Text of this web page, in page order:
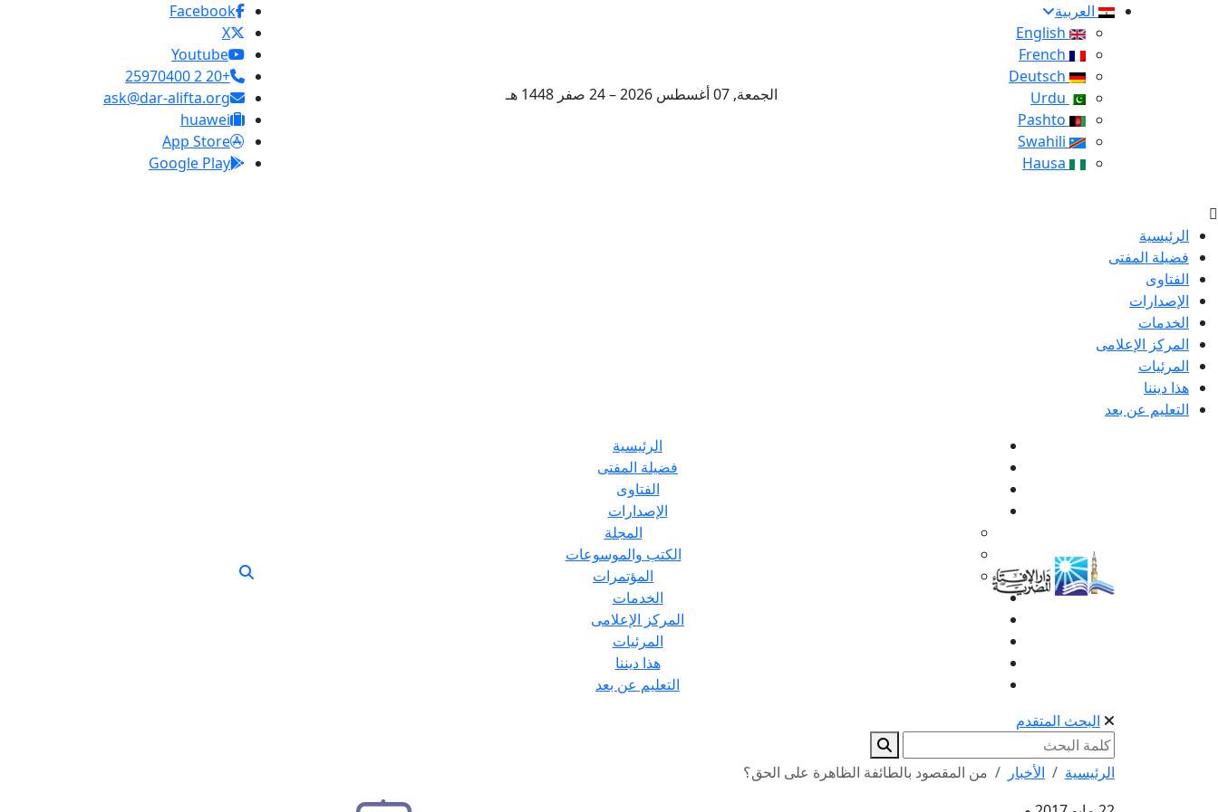
العربية
الجمعة, 07 أغسطس 2026 – 24 صفر 1448 هـ
Facebook
X
Youtube
+20 2 25970400
ask@dar-alifta.org
huawei
App Store
Google Play
الرئيسية
فضيلة المفتى
الفتاوى
الإصدارات
الخدمات
المركز الإعلامى
المرئيات
هذا ديننا
التعليم عن بعد
الرئيسية
فضيلة المفتى
الفتاوى
الإصدارات
المجلة
الكتب والموسوعات
المؤتمرات
الخدمات
المركز الإعلامى
المرئيات
هذا ديننا
التعليم عن بعد
البحث المتقدم
الرئيسية الأخبار
من المقصود بالطائفة الظاهرة على الحق؟